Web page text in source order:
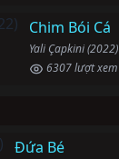
Chim Bói Cá
Yali Çapkini (2022)
6307 lượt xem
Đứa Bé